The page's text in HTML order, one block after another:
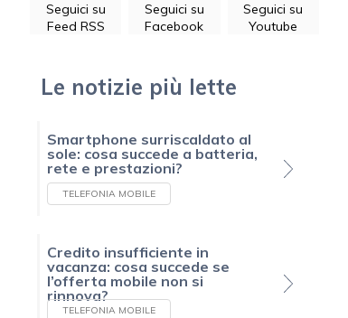
Seguici su
Feed RSS
Seguici su
Facebook
Seguici su
Youtube
Le notizie più lette
Smartphone surriscaldato al
sole: cosa succede a batteria,
rete e prestazioni?
TELEFONIA MOBILE
Credito insufficiente in
vacanza: cosa succede se
l’offerta mobile non si
rinnova?
TELEFONIA MOBILE